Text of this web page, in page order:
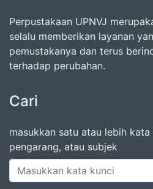
Perpustakaan UPNVJ
selalu memberikan layanan
pemustakanya dan terus
terhadap perubahan.
Cari
masukkan satu atau lebih
pengarang, atau subjek